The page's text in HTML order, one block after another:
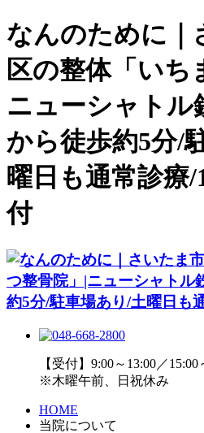
なんのために｜
区の整体「いち
ニューシャトル
から徒歩約5分/
曜日も通常診療/
付
【受付】9:00～13:00／15:00
※木曜午前、日祝休み
HOME
当院について